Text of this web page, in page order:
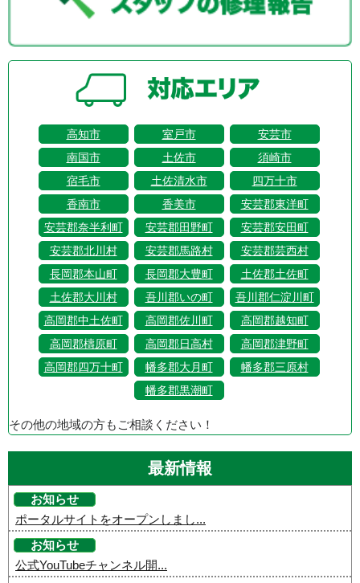
高知市 室戸市
安芸市
南国市
土佐市
須崎市
宿毛市
土佐清水市
四万十市
香南市
香美市
安芸郡東洋町
安芸郡奈半利町
安芸郡田野町
安芸郡安田町
安芸郡北川村
安芸郡馬路村
安芸郡芸西村
長岡郡本山町
長岡郡大豊町
土佐郡土佐町
土佐郡大川村
吾川郡いの町
吾川郡仁淀川町
高岡郡中土佐町
高岡郡佐川町
高岡郡越知町
高岡郡檮原町
高岡郡日高村
高岡郡津野町
高岡郡四万十町
幡多郡大月町
幡多郡三原村
幡多郡黒潮町
その他の地域の方もご相談ください！
最新情報
お知らせ
ポータルサイトをオープンしまし...
お知らせ
公式YouTubeチャンネル開...